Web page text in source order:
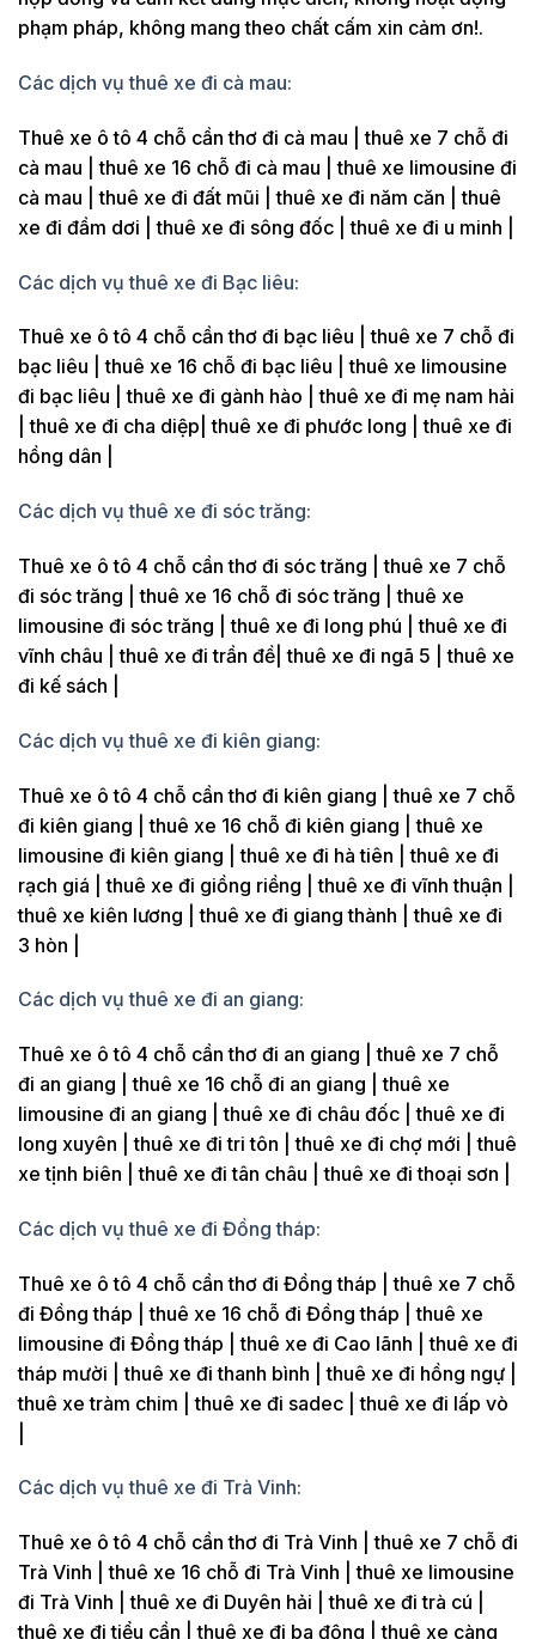
phạm pháp, không mang theo chất cấm xin cảm ơn!.
Các dịch vụ thuê xe đi cà mau:
Thuê xe ô tô 4 chỗ cần thơ đi cà mau | thuê xe 7 chỗ đi
cà mau | thuê xe 16 chỗ đi cà mau | thuê xe limousine đi
cà mau | thuê xe đi đất mũi | thuê xe đi năm căn | thuê
xe đi đầm dơi | thuê xe đi sông đốc | thuê xe đi u minh |
Các dịch vụ thuê xe đi Bạc liêu:
Thuê xe ô tô 4 chỗ cần thơ đi bạc liêu | thuê xe 7 chỗ đi
bạc liêu | thuê xe 16 chỗ đi bạc liêu | thuê xe limousine
đi bạc liêu | thuê xe đi gành hào | thuê xe đi mẹ nam hải
| thuê xe đi cha diệp| thuê xe đi phước long | thuê xe đi
hồng dân |
Các dịch vụ thuê xe đi sóc trăng:
Thuê xe ô tô 4 chỗ cần thơ đi sóc trăng | thuê xe 7 chỗ
đi sóc trăng | thuê xe 16 chỗ đi sóc trăng | thuê xe
limousine đi sóc trăng | thuê xe đi long phú | thuê xe đi
vĩnh châu | thuê xe đi trần đề| thuê xe đi ngã 5 | thuê xe
đi kế sách |
Các dịch vụ thuê xe đi kiên giang:
Thuê xe ô tô 4 chỗ cần thơ đi kiên giang | thuê xe 7 chỗ
đi kiên giang | thuê xe 16 chỗ đi kiên giang | thuê xe
limousine đi kiên giang | thuê xe đi hà tiên | thuê xe đi
rạch giá | thuê xe đi giồng riềng | thuê xe đi vĩnh thuận |
thuê xe kiên lương | thuê xe đi giang thành | thuê xe đi
3 hòn |
Các dịch vụ thuê xe đi an giang:
Thuê xe ô tô 4 chỗ cần thơ đi an giang | thuê xe 7 chỗ
đi an giang | thuê xe 16 chỗ đi an giang | thuê xe
limousine đi an giang | thuê xe đi châu đốc | thuê xe đi
long xuyên | thuê xe đi tri tôn | thuê xe đi chợ mới | thuê
xe tịnh biên | thuê xe đi tân châu | thuê xe đi thoại sơn |
Các dịch vụ thuê xe đi Đồng tháp:
Thuê xe ô tô 4 chỗ cần thơ đi Đồng tháp | thuê xe 7 chỗ
đi Đồng tháp | thuê xe 16 chỗ đi Đồng tháp | thuê xe
limousine đi Đồng tháp | thuê xe đi Cao lãnh | thuê xe đi
tháp mười | thuê xe đi thanh bình | thuê xe đi hồng ngự |
thuê xe tràm chim | thuê xe đi sadec | thuê xe đi lấp vò
Các dịch vụ thuê xe đi Trà Vinh:
Thuê xe ô tô 4 chỗ cần thơ đi Trà Vinh | thuê xe 7 chỗ đi
Trà Vinh | thuê xe 16 chỗ đi Trà Vinh | thuê xe limousine
đi Trà Vinh | thuê xe đi Duyên hải | thuê xe đi trà cú |
thuê xe đi tiểu cần | thuê xe đi ba động | thuê xe càng